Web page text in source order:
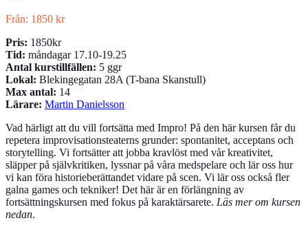
Från: 1850 kr
Pris: 1850kr
Tid: måndagar 17.10-19.25
Antal kurstillfällen: 5 ggr
Lokal: Blekingegatan 28A (T-bana Skanstull)
Max antal: 14
Lärare: Martin Danielsson
Vad härligt att du vill fortsätta med Impro! På den här kursen får du
repetera improvisationsteaterns grunder: spontanitet, acceptans och
storytelling. Vi fortsätter att jobba kravlöst med vår kreativitet,
släpper på självkritiken, lyssnar på våra medspelare och lär oss hur
vi kan föra historieberättandet vidare på scen. Vi lär oss också fler
galna games och tekniker! Det här är en förlängning av
fortsättningskursen med fokus på karaktärsarete. Läs mer om kursen
nedan.